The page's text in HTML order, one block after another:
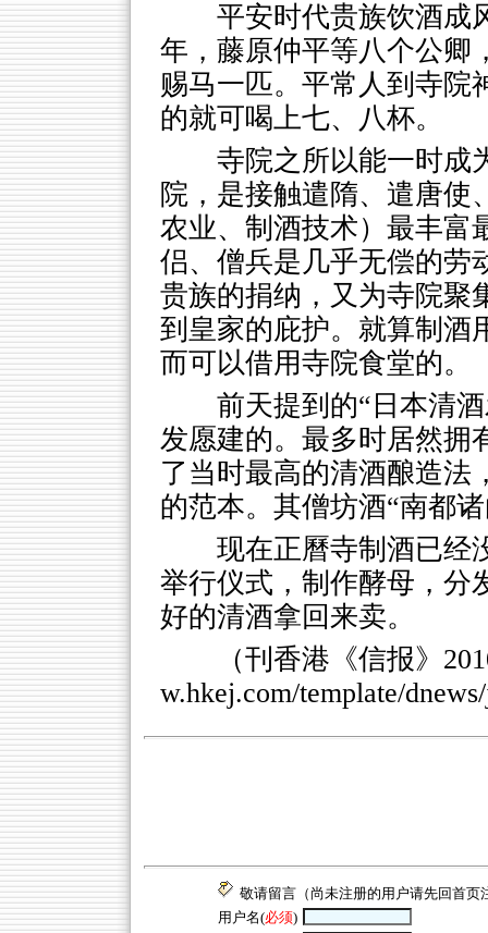
平安时代贵族饮酒成
年，藤原仲平等八个公卿
赐马一匹。平常人到寺院
的就可喝上七、八杯。
寺院之所以能一时成
院，是接触遣隋、遣唐使
农业、制酒技术）最丰富
侣、僧兵是几乎无偿的劳
贵族的捐纳，又为寺院聚
到皇家的庇护。就算制酒
而可以借用寺院食堂的。
前天提到的“日本清
发愿建的。最多时居然拥
了当时最高的清酒酿造法
的范本。其僧坊酒“南都
现在正曆寺制酒已经
举行仪式，制作酵母，分
好的清酒拿回来卖。
（刊香港《信报》
w.hkej.com/template/
敬请留言（尚未注册的用户请先回首页
用户名(必须)